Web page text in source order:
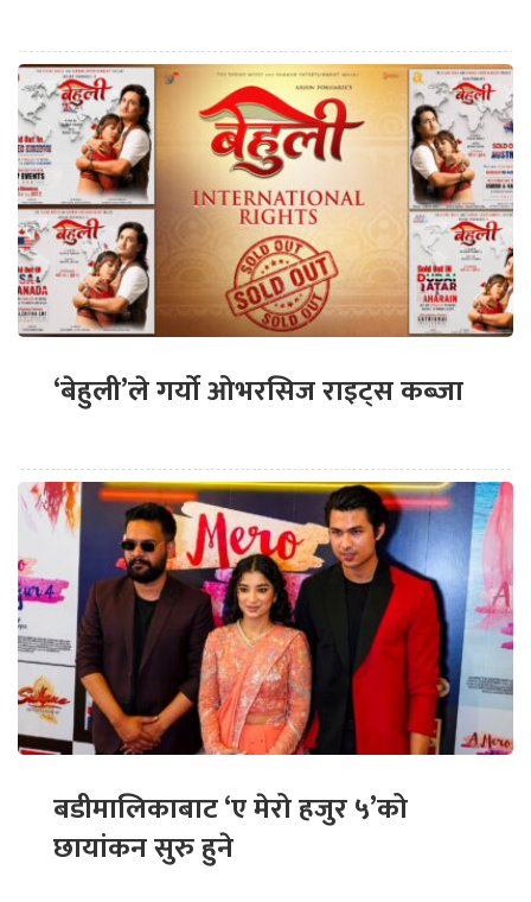
‘बेहुली’ले गर्यो ओभरसिज राइट्स कब्जा
बडीमालिकाबाट ‘ए मेरो हजुर ५’को
छायांकन सुरु हुने